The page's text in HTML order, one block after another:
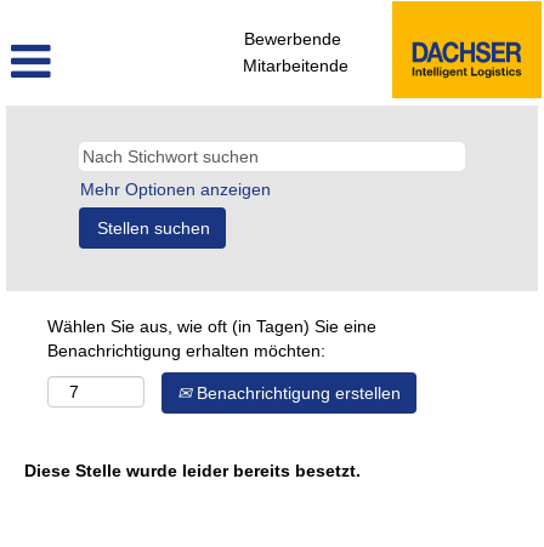
Bewerbende
Mitarbeitende
Mehr Optionen anzeigen
Wählen Sie aus, wie oft (in Tagen) Sie eine
Benachrichtigung erhalten möchten:
Benachrichtigung erstellen
Diese Stelle wurde leider bereits besetzt.